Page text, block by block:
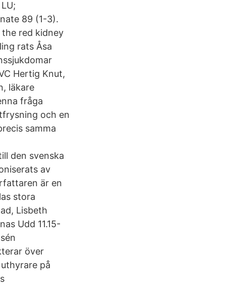
89 (1-3).
red kidney
rats Åsa
Hertig Knut,
läkare
fråga
och en
samma
den svenska
av
är en
stora
Lisbeth
Udd 11.15-
över
på